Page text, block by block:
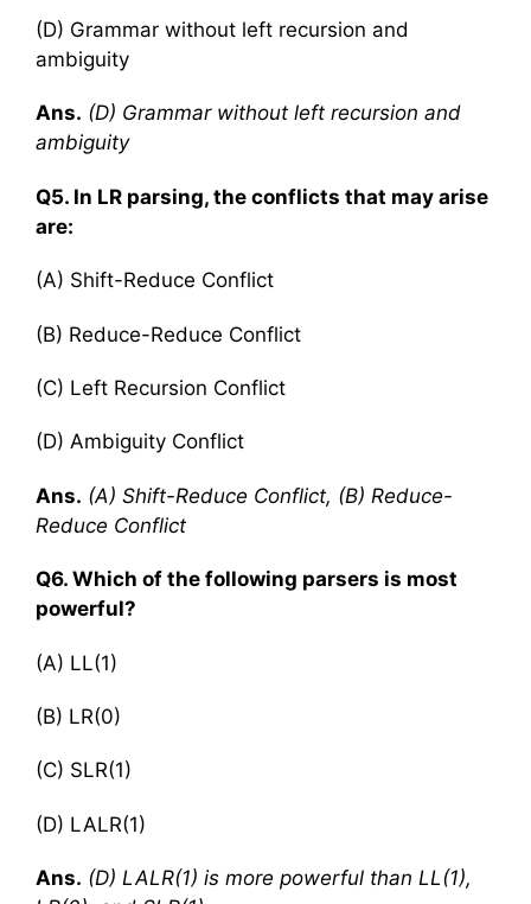
(D) Grammar without left recursion and
ambiguity
Ans. (D) Grammar without left recursion and
ambiguity
Q5. In LR parsing, the conflicts that may arise
are:
(A) Shift-Reduce Conflict
(B) Reduce-Reduce Conflict
(C) Left Recursion Conflict
(D) Ambiguity Conflict
Ans. (A) Shift-Reduce Conflict, (B) Reduce-
Reduce Conflict
Q6. Which of the following parsers is most
powerful?
(A) LL(1)
(B) LR(0)
(C) SLR(1)
(D) LALR(1)
Ans. (D) LALR(1) is more powerful than LL(1),